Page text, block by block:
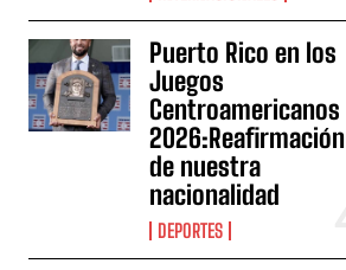
Puerto Rico en los
Juegos
Centroamericanos
2026:Reafirmación
de nuestra
nacionalidad
DEPORTES